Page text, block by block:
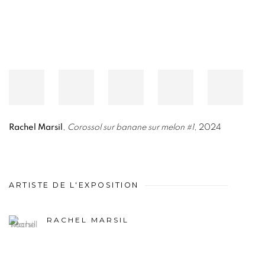
Rachel Marsil Corossol sur banane sur melon #1, 2024
ARTISTE DE L'EXPOSITION
RACHEL MARSIL